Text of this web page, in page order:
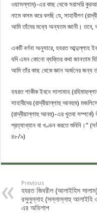
ওয়াসল্লাম)-এর কাছ থেকে সরাসরি
নামে কসম করে বলছি যে, সাহাবীগণ
আমি তাঁদের মধ্যে অন্যতম জ্ঞানী। তবে,
একটি বর্ণনা অনুসারে, হযরত আব্দুল্লাহ
যদি এমন কোনো ব্যক্তির কথা জানতাম
আমি তাঁর কাছ থেকে জ্ঞান অর্জনের জন্য
হযরত শাকীক ইবনে সালামাহ
সাহাবীদের (রাদ্বীয়াল্লাহু আনহুম)
(রাদ্বীয়াল্লাহু আনহু)-এর খুতবা
প্রত্যাখ্যান বা খণ্ডন করতে শুনিনি।”
৪৮/৯)
Previous
হযরত জিবরীল (আলাইহিস
রসুলুল্লাহ (সল্লাল্লাহু আলাইহি
এর অভিশাপ